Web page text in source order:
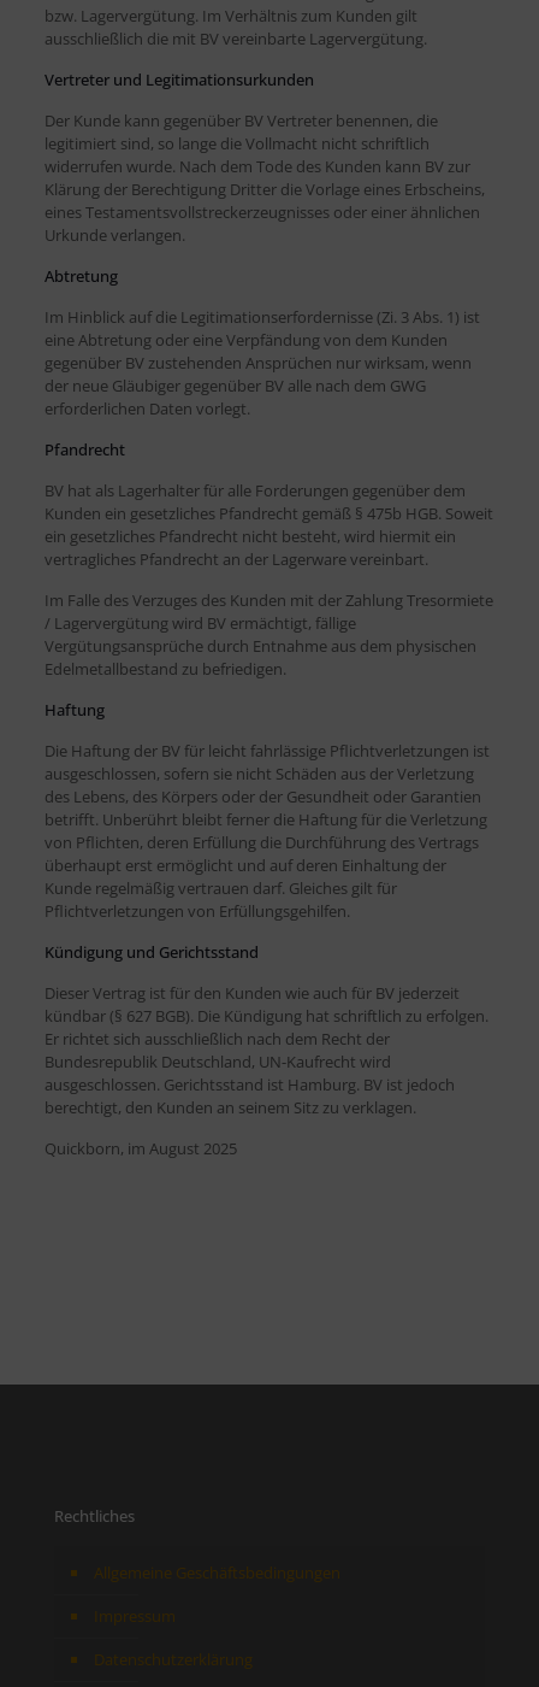
bzw. Lagervergütung. Im Verhältnis zum Kunden gilt
ausschließlich die mit BV vereinbarte Lagervergütung.
Vertreter und Legitimationsurkunden
Der Kunde kann gegenüber BV Vertreter benennen, die
legitimiert sind, so lange die Vollmacht nicht schriftlich
widerrufen wurde. Nach dem Tode des Kunden kann BV zur
Klärung der Berechtigung Dritter die Vorlage eines Erbscheins,
eines Testamentsvollstreckerzeugnisses oder einer ähnlichen
Urkunde verlangen.
Abtretung
Im Hinblick auf die Legitimationserfordernisse (Zi. 3 Abs. 1) ist
eine Abtretung oder eine Verpfändung von dem Kunden
gegenüber BV zustehenden Ansprüchen nur wirksam, wenn
der neue Gläubiger gegenüber BV alle nach dem GWG
erforderlichen Daten vorlegt.
Pfandrecht
BV hat als Lagerhalter für alle Forderungen gegenüber dem
Kunden ein gesetzliches Pfandrecht gemäß § 475b HGB. Soweit
ein gesetzliches Pfandrecht nicht besteht, wird hiermit ein
vertragliches Pfandrecht an der Lagerware vereinbart.
Im Falle des Verzuges des Kunden mit der Zahlung Tresormiete
/ Lagervergütung wird BV ermächtigt, fällige
Vergütungsansprüche durch Entnahme aus dem physischen
Edelmetallbestand zu befriedigen.
Haftung
Die Haftung der BV für leicht fahrlässige Pflichtverletzungen ist
ausgeschlossen, sofern sie nicht Schäden aus der Verletzung
des Lebens, des Körpers oder der Gesundheit oder Garantien
betrifft. Unberührt bleibt ferner die Haftung für die Verletzung
von Pflichten, deren Erfüllung die Durchführung des Vertrags
überhaupt erst ermöglicht und auf deren Einhaltung der
Kunde regelmäßig vertrauen darf. Gleiches gilt für
Pflichtverletzungen von Erfüllungsgehilfen.
Kündigung und Gerichtsstand
Dieser Vertrag ist für den Kunden wie auch für BV jederzeit
kündbar (§ 627 BGB). Die Kündigung hat schriftlich zu erfolgen.
Er richtet sich ausschließlich nach dem Recht der
Bundesrepublik Deutschland, UN-Kaufrecht wird
ausgeschlossen. Gerichtsstand ist Hamburg. BV ist jedoch
berechtigt, den Kunden an seinem Sitz zu verklagen.
Quickborn, im August 2025
Rechtliches
Allgemeine Geschäftsbedingungen
Impressum
Datenschutzerklärung